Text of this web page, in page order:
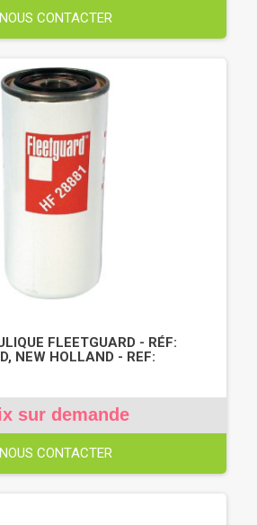
NOUS CONTACTER
FLEETGUARD - RÉF:
NEW HOLLAND - REF:
sur demande
NOUS CONTACTER